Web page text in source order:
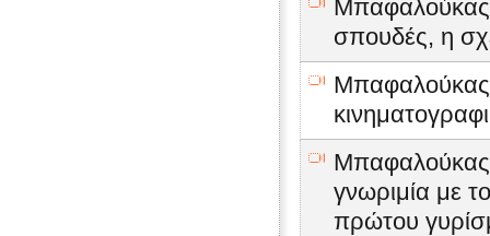
Μπαφαλούκας
σπουδές, η
Μπαφαλούκας
Μπαφαλούκας
γνωριμία με
πρώτου